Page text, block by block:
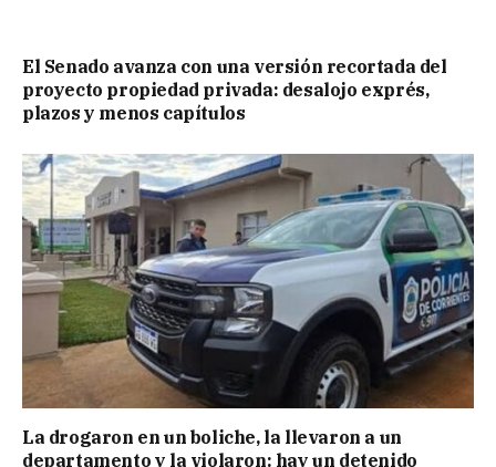
El Senado avanza con una versión recortada del
proyecto propiedad privada: desalojo exprés,
plazos y menos capítulos
La drogaron en un boliche, la llevaron a un
departamento y la violaron: hay un detenido